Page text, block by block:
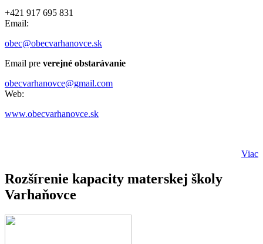
+421 917 695 831
Email:
obec@obecvarhanovce.sk
Email pre verejné obstarávanie
obecvarhanovce@gmail.com
Web:
www.obecvarhanovce.sk
Viac
Rozšírenie kapacity materskej školy
Varhaňovce